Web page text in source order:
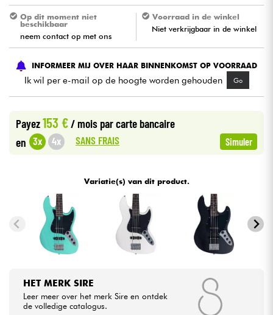
Kinderen
Kabels & toebehoren
HiFi
Sets
Op dit moment niet
beschikbaar
neem contact op met ons
Voorraad in de winkel
Niet verkrijgbaar in de winkel
INFORMEER MIJ OVER HAAR BINNENKOMST OP VOORRAAD
Ik wil per e-mail op de hoogte worden gehouden Go
Payez153 € / mois par carte bancaire
en 3x 4x SANS FRAIS Simuler
Variatie(s) van dit product.
HET MERK SIRE
Leer meer over het merk Sire en ontdek
de volledige catalogus.